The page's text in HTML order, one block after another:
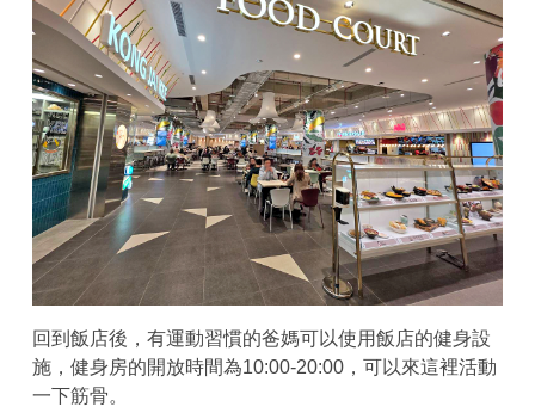
回到飯店後，有運動習慣的爸媽可以使用飯店的健身設
施，健身房的開放時間為10:00-20:00，可以來這裡活動
一下筋骨。